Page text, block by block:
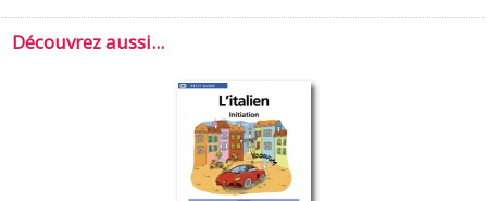
Découvrez aussi...